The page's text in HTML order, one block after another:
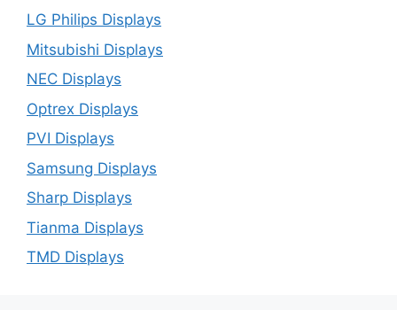
LG Philips Displays
Mitsubishi Displays
NEC Displays
Optrex Displays
PVI Displays
Samsung Displays
Sharp Displays
Tianma Displays
TMD Displays